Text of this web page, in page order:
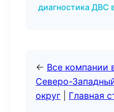
диагностика ДВС
← Все компании
Северо-
округ
Главная